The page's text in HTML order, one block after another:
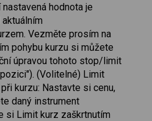
hodnota je
Vezměte prosím na
pohybu kurzu si můžete
úpravou tohoto stop/limit
(Volitelné) Limit
kurzu: Nastavte si cenu,
daný instrument
si Limit kurz zaškrtnutím